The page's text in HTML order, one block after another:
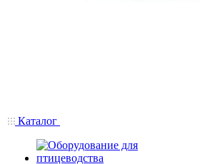
Каталог